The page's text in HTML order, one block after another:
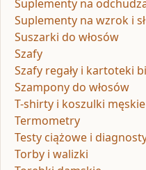
Suplementy na
Suplementy na wzrok i
Suszarki do włosów
Szafy
Szafy regały i kartoteki
Szampony do włosów
T-shirty i koszulki męskie
Termometry
Testy ciążowe i
Torby i walizki